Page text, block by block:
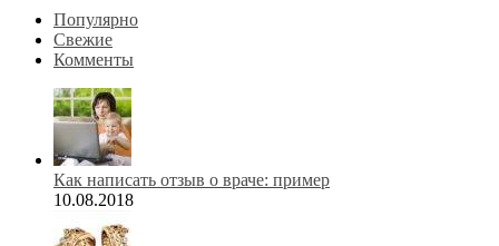
Популярно
Свежие
Комменты
Как написать отзыв о враче: пример
10.08.2018